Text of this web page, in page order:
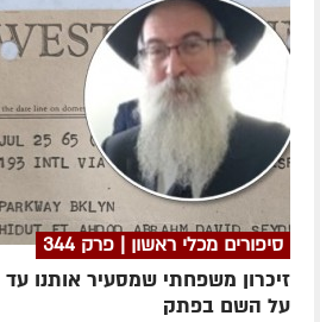
סיפורים מכלי ראשון | פרק 344
זיכרון משפחתי שמסעיר אותנו
על השם בפתק